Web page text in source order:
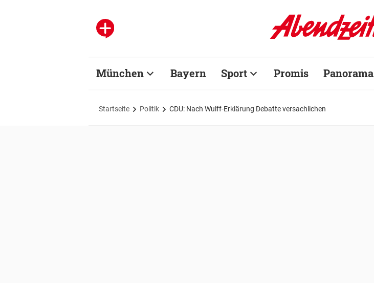
München Bayern Sport Promis Panorama
Startseite Politik CDU: Nach Wulff-Erklärung Debatte versachlichen